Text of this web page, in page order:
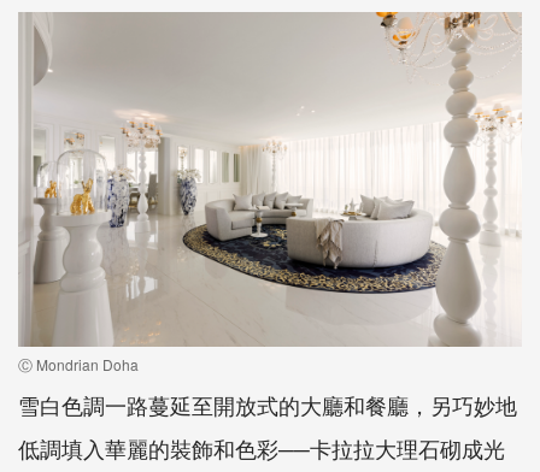
Ⓒ Mondrian Doha
雪白色調一路蔓延至開放式的大廳和餐廳，另巧妙地
低調填入華麗的裝飾和色彩──卡拉拉大理石砌成光